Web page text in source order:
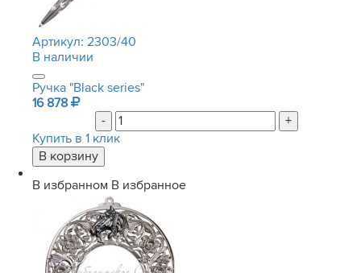
Артикул: 2303/40
В наличии
Ручка "Black series"
16 878
-
+
Купить в 1 клик
В избранном В избранное